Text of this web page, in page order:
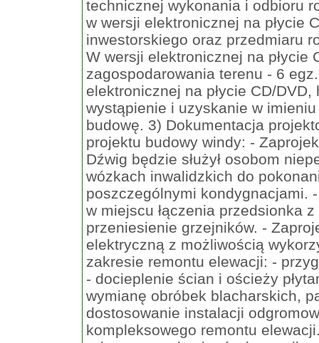
technicznej wykonania i odbioru
w wersji elektronicznej na płycie
inwestorskiego oraz przedmiaru
W wersji elektronicznej na płycie
zagospodarowania terenu - 6
elektronicznej na płycie CD/
wystąpienie i uzyskanie w
budowę. 3) Dokumentacja
projektu budowy windy: -
Dźwig będzie służył osobom
wózkach inwalidzkich do
poszczególnymi kondygnacjami.
w miejscu łączenia przedsionka
przeniesienie grzejników. -
elektryczną z możliwością
zakresie remontu elewacji: -
- docieplenie ścian i ościeży
wymianę obróbek blacharskich,
dostosowanie instalacji
kompleksowego remontu